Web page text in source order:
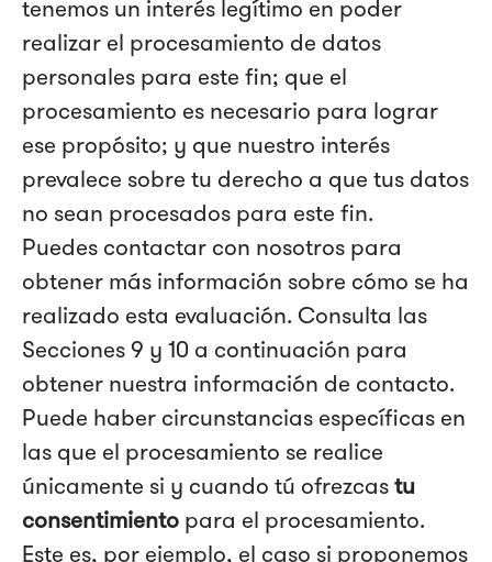
tenemos un interés legítimo en poder
realizar el procesamiento de datos
personales para este fin; que el
procesamiento es necesario para lograr
ese propósito; y que nuestro interés
prevalece sobre tu derecho a que tus datos
no sean procesados para este fin.
Puedes contactar con nosotros para
obtener más información sobre cómo se ha
realizado esta evaluación. Consulta las
Secciones 9 y 10 a continuación para
obtener nuestra información de contacto.
Puede haber circunstancias específicas en
las que el procesamiento se realice
únicamente si y cuando tú ofrezcastu
consentimiento para el procesamiento.
Este es, por ejemplo, el caso si proponemos